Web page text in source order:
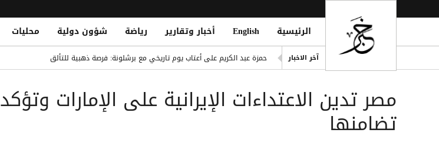
الرئيسية English أخبار وتقارير رياضة شؤون دولية محليات
آخر الاخبار
حمزة عبد الكريم على أعتاب يوم تاريخي مع برشلونة: فرصة ذهبية للتألق
اليونيسف: 300 طفل قتيل في غزة خلال 300 يوم من وقف إطلاق النار
ديوماندي يقتحم قائمة أغلى صفقات الشباب في التاريخ.. تعرف على القائمة الكاملة
مصر تدين الاعتداءات الإيرانية على الإمارات وتؤكد
تضامنها